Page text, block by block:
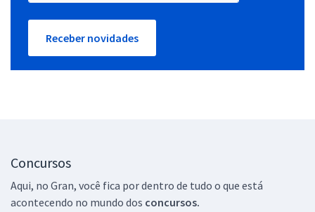
Receber novidades
Concursos
Aqui, no Gran, você fica por dentro de tudo o que está
acontecendo no mundo dos concursos.